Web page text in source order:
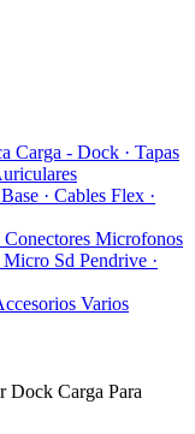
Carga - Dock · Tapas
· Cables Flex ·
Conectores Microfonos
Micro Sd Pendrive ·
Varios
Dock Carga Para